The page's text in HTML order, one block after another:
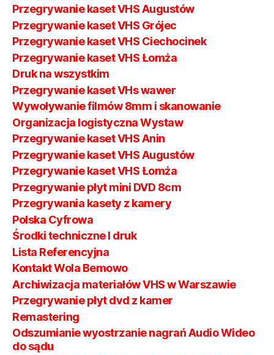
Przegrywanie kaset VHS Augustów
Przegrywanie kaset VHS Grójec
Przegrywanie kaset VHS Ciechocinek
Przegrywanie kaset VHS Łomża
Druk na wszystkim
Przegrywanie kaset VHs wawer
Wywoływanie filmów 8mm i skanowanie
Organizacja logistyczna Wystaw
Przegrywanie kaset VHS Anin
Przegrywanie kaset VHS Augustów
Przegrywanie kaset VHS Łomża
Przegrywanie płyt mini DVD 8cm
Przegrywania kasety z kamery
Polska Cyfrowa
Środki techniczne I druk
Lista Referencyjna
Kontakt Wola Bemowo
Archiwizacja materiałów VHS w Warszawie
Przegrywanie płyt dvd z kamer
Remastering
Odszumianie wyostrzanie nagrań Audio Wideo
do sądu